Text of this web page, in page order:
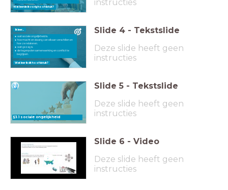
Wat leerde ik vorig hoofdstuk?
instructies
wat sociale ongelijkheid is.
hoe macht en dwang van elkaar verschillen en
hoe ze relateren.
wat gezag is.
de tegenpolen samenwerking en conflict te
begrijpen.
Ik leer...
Wat leer ik dit hoofdstuk?
Slide 4 - Tekstslide
Deze slide heeft geen
instructies
§3.1 sociale ongelijkheid
Slide 5 - Tekstslide
Deze slide heeft geen
instructies
Slide 6 - Video
Deze slide heeft geen
instructies